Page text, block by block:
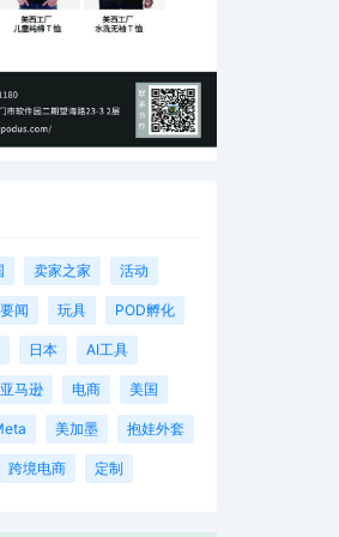
卖家之家 活动
闻 玩具 POD孵化
日本 AI工具
亚马逊 电商 美国
美加墨 抱娃外套
跨境电商 定制